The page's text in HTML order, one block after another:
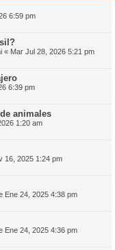
6:59 pm
« Mar Jul 28, 2026 5:21 pm
6:39 pm
animales
1:20 am
16, 2025 1:24 pm
Ene 24, 2025 4:38 pm
Ene 24, 2025 4:36 pm